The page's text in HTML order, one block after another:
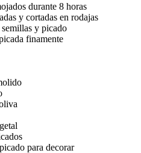
durante 8 horas
y cortadas en rodajas
y picado
finamente
para decorar